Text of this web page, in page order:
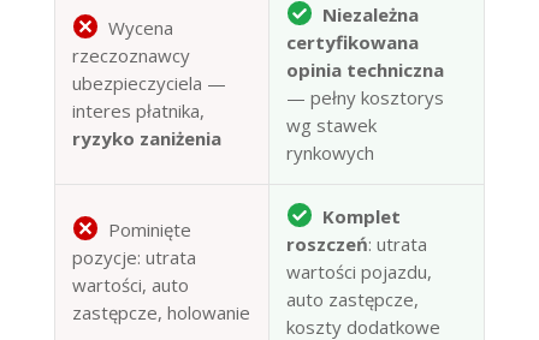
Wycena
rzeczoznawcy
ubezpieczyciela —
interes płatnika,
ryzyko zaniżenia
Niezależna
certyfikowana
opinia techniczna
— pełny kosztorys
wg stawek
rynkowych
Pominięte
pozycje: utrata
wartości, auto
zastępcze, holowanie
Komplet
roszczeń: utrata
wartości pojazdu,
auto zastępcze,
koszty dodatkowe